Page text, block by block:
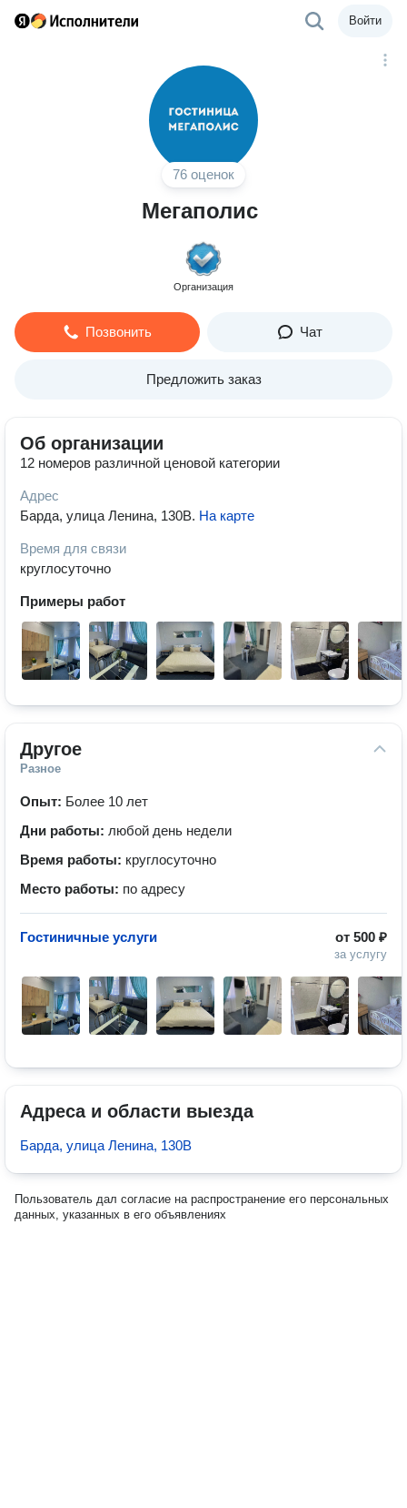
Войти
76 оценок
Мегаполис
Организация
Позвонить Чат
Предложить заказ
Об организации
12 номеров различной ценовой категории
Адрес
Барда, улица Ленина, 130В. На карте
Время для связи
круглосуточно
Примеры работ
Другое
Разное
Опыт: Более 10 лет
Дни работы: любой день недели
Время работы: круглосуточно
Место работы: по адресу
от 500 ₽
за услугу
Гостиничные услуги
Адреса и области выезда
Барда, улица Ленина, 130В
Пользователь дал согласие на распространение его персональных
данных, указанных в его объявлениях